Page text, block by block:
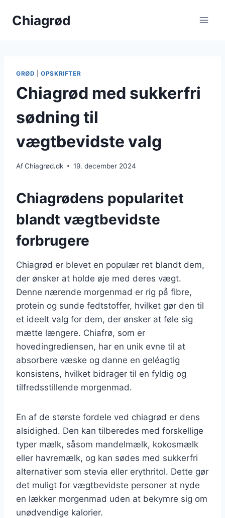
Chiagrød
GRØD |OPSKRIFTER
Chiagrød med sukkerfri
sødning til
vægtbevidste valg
AfChiagrød.dk 19. december 2024
Chiagrødens popularitet
blandt vægtbevidste
forbrugere
Chiagrød er blevet en populær ret blandt dem,
der ønsker at holde øje med deres vægt.
Denne nærende morgenmad er rig på fibre,
protein og sunde fedtstoffer, hvilket gør den til
et ideelt valg for dem, der ønsker at føle sig
mætte længere. Chiafrø, som er
hovedingrediensen, har en unik evne til at
absorbere væske og danne en geléagtig
konsistens, hvilket bidrager til en fyldig og
tilfredsstillende morgenmad.
En af de største fordele ved chiagrød er dens
alsidighed. Den kan tilberedes med forskellige
typer mælk, såsom mandelmælk, kokosmælk
eller havremælk, og kan sødes med sukkerfri
alternativer som stevia eller erythritol. Dette gør
det muligt for vægtbevidste personer at nyde
en lækker morgenmad uden at bekymre sig om
unødvendige kalorier.